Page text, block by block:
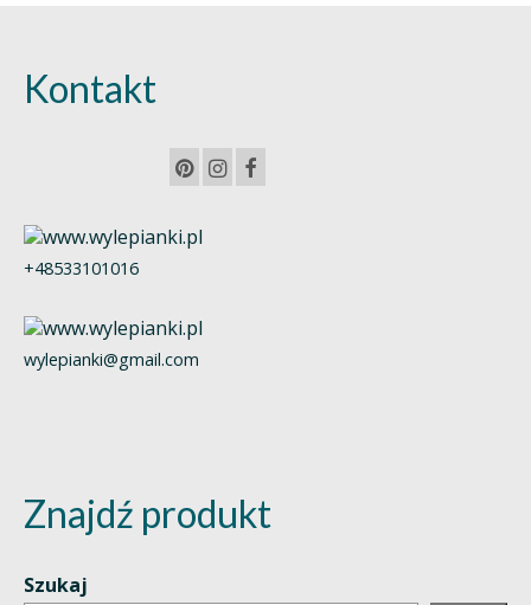
Kontakt
+48533101016
wylepianki@gmail.com
Znajdź produkt
Szukaj